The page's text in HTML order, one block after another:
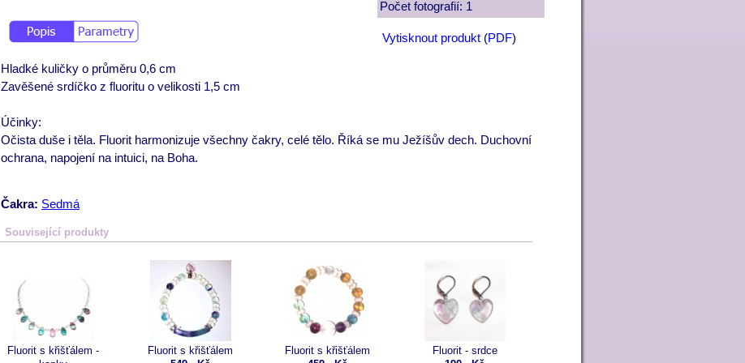
Počet fotografií: 1
Vytisknout produkt (PDF)
Hladké kuličky o průměru 0,6 cm
Zavěšené srdíčko z fluoritu o velikosti 1,5 cm
Účinky:
Očista duše i těla. Fluorit harmonizuje všechny čakry, celé tělo. Říká se mu Ježíšův dech. Duchovní
ochrana, napojení na intuici, na Boha.
Čakra: Sedmá
Související produkty
Fluorit s křišťálem -
Fluorit s křišťálem
Fluorit s křišťálem
Fluorit - srdce